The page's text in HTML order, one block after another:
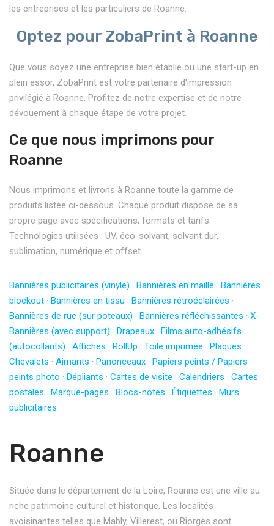
les entreprises et les particuliers de Roanne.
Optez pour ZobaPrint à Roanne
Que vous soyez une entreprise bien établie ou une start-up en
plein essor, ZobaPrint est votre partenaire d'impression
privilégié à Roanne. Profitez de notre expertise et de notre
dévouement à chaque étape de votre projet.
Ce que nous imprimons pour
Roanne
Nous imprimons et livrons à Roanne toute la gamme de
produits listée ci-dessous. Chaque produit dispose de sa
propre page avec spécifications, formats et tarifs.
Technologies utilisées : UV, éco-solvant, solvant dur,
sublimation, numérique et offset.
Bannières publicitaires (vinyle) · Bannières en maille · Bannières
blockout · Bannières en tissu · Bannières rétroéclairées ·
Bannières de rue (sur poteaux) · Bannières réfléchissantes · X-
Bannières (avec support) · Drapeaux · Films auto-adhésifs
(autocollants) · Affiches · RollUp · Toile imprimée · Plaques ·
Chevalets · Aimants · Panonceaux · Papiers peints / Papiers
peints photo · Dépliants · Cartes de visite · Calendriers · Cartes
postales · Marque-pages · Blocs-notes · Étiquettes · Murs
publicitaires
Roanne
Située dans le département de la Loire, Roanne est une ville au
riche patrimoine culturel et historique. Les localités
avoisinantes telles que Mably, Villerest, ou Riorges sont